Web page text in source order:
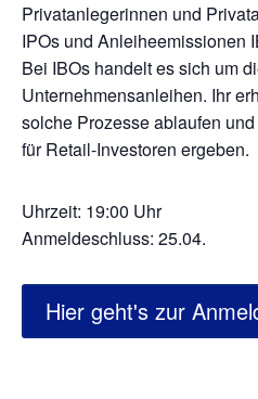
Privatanlegerinnen und
IPOs und Anleiheemissionen
Bei IBOs handelt es sich um
Unternehmensanleihen. Ihr
solche Prozesse ablaufen
für Retail-Investoren ergeben.
Uhrzeit: 19:00 Uhr
Anmeldeschluss: 25.04.
Hier geht's zur